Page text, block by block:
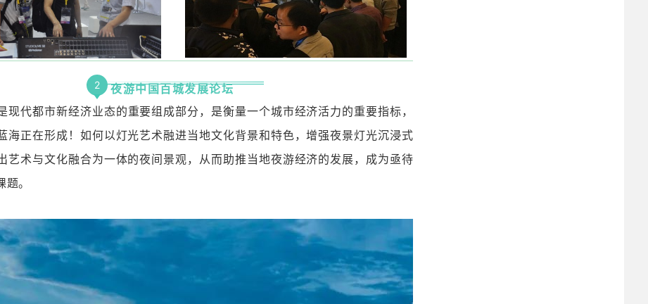
2
夜游中国百城发展论坛
现代都市新经济业态的重要组成部分，是衡量一个城市经济活力的重要指标，
海正在形成！ 如何以灯光艺术融进当地文化背景和特色，增强夜景灯光沉浸式
艺术与文化融合为一体的夜间景观，从而助推当地夜游经济的发展，成为亟待
题。